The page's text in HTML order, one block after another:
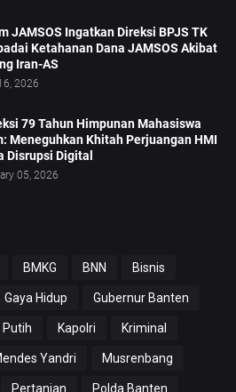
JAMSOS Ingatkan Direksi BPJS TK
Ketahanan Dana JAMSOS Akibat
Iran-AS
2026
79 Tahun Himpunan Mahasiswa
Meneguhkan Khitah Perjuangan HMI
Disrupsi Digital
05, 2026
BMKG BNN Bisnis
Gaya Hidup Gubernur Banten
Putih Kapolri Kriminal
Yandri Musrenbang
Pertanian Polda Banten